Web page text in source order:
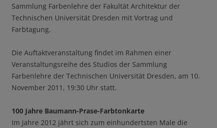
Sammlung Farbenlehre der Fakultät Architektur der
Technischen Universität Dresden mit Vortrag und
Farbtagung.
Die Auftaktveranstaltung findet im Rahmen einer
Veranstaltungsreihe des Studios der Sammlung
Farbenlehre der Technischen Universität Dresden, am 10.
November 2011, 19:30 Uhr statt.
100 Jahre Baumann-Prase-Farbtonkarte
Im Jahre 2012 jährt sich zum einhundertsten Male die